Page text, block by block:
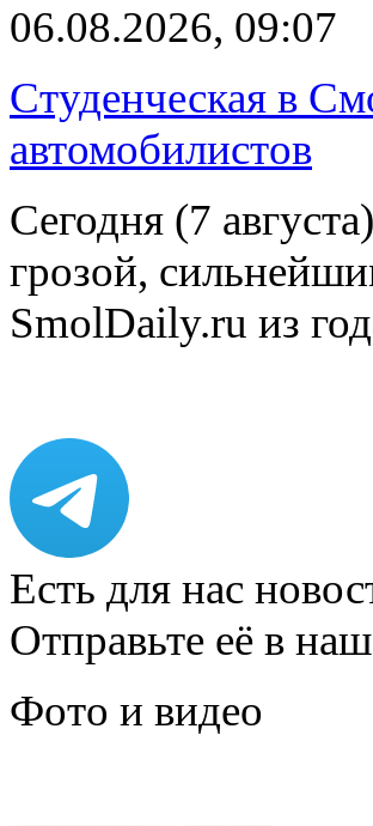
06.08.2026, 09:07
Студенческая в
автомобилистов
Сегодня (7
грозой,
SmolDaily.ru из
Есть для нас
Отправьте её в
Фото и видео